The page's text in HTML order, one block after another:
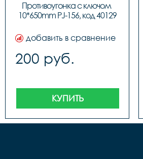
Противоугонка с ключом
10*650mm PJ-156, код 40129
добавить в сравнение
200 руб.
КУПИТЬ